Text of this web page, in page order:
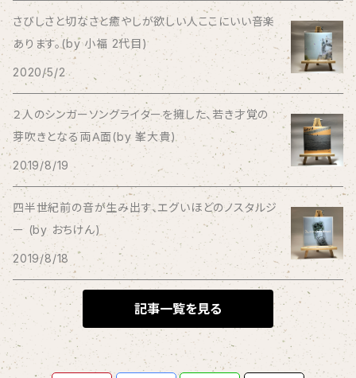
Bad Operation
Bagus!
BBBBBBB
The BEG
The Beths
THE BLACK SHANSONS
BLONDnewHALF
Blondy
さびしさと切なさと癒やしが欲しい人ここにいい音楽
あります。(by 小福 2代目)
2020/5/2
２人のシンガーソングライターを擁した、若き才覚の
芽吹きとなる両Ａ面(by 峯大貴)
2019/8/19
四半世紀前の音が生み出す、エグいほどのノスタルジ
ー (by おちけん)
2019/8/18
記事一覧を見る